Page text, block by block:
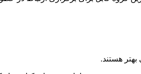
هستند.